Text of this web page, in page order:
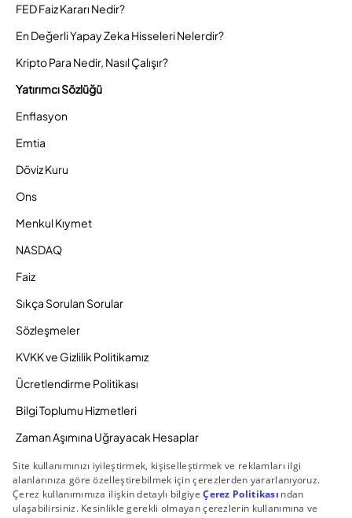
FED Faiz Kararı Nedir?
En Değerli Yapay Zeka Hisseleri Nelerdir?
Kripto Para Nedir, Nasıl Çalışır?
Yatırımcı Sözlüğü
Enflasyon
Emtia
Döviz Kuru
Ons
Menkul Kıymet
NASDAQ
Faiz
Sıkça Sorulan Sorular
Sözleşmeler
KVKK ve Gizlilik Politikamız
Ücretlendirme Politikası
Bilgi Toplumu Hizmetleri
Zaman Aşımına Uğrayacak Hesaplar
Duyurular ve Kampanyalar